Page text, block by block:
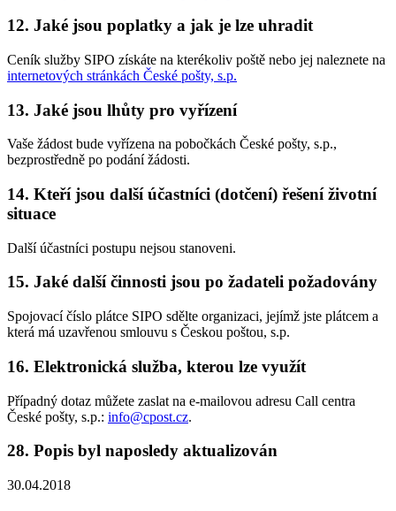
12. Jaké jsou poplatky a jak je lze uhradit
Ceník služby SIPO získáte na kterékoliv poště nebo jej naleznete na
internetových stránkách České pošty, s.p.
13. Jaké jsou lhůty pro vyřízení
Vaše žádost bude vyřízena na pobočkách České pošty, s.p.,
bezprostředně po podání žádosti.
14. Kteří jsou další účastníci (dotčení) řešení životní
situace
Další účastníci postupu nejsou stanoveni.
15. Jaké další činnosti jsou po žadateli požadovány
Spojovací číslo plátce SIPO sdělte organizaci, jejímž jste plátcem a
která má uzavřenou smlouvu s Českou poštou, s.p.
16. Elektronická služba, kterou lze využít
Případný dotaz můžete zaslat na e-mailovou adresu Call centra
České pošty, s.p.: info@cpost.cz.
28. Popis byl naposledy aktualizován
30.04.2018